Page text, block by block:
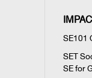
SE101
SET
SE for